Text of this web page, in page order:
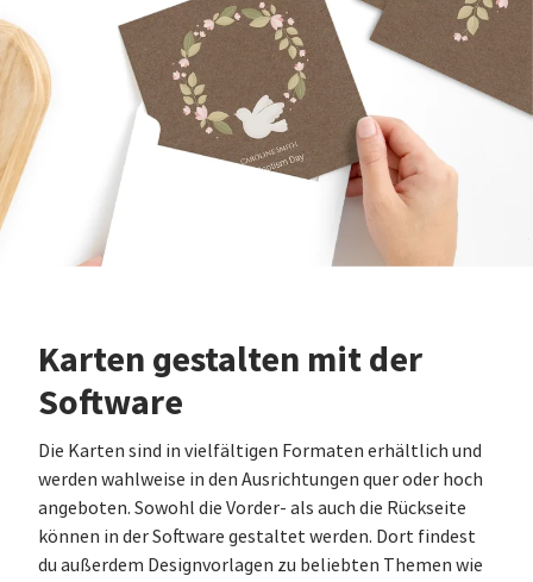
Karten gestalten mit der
Software
Die Karten sind in vielfältigen Formaten erhältlich und
werden wahlweise in den Ausrichtungen quer oder hoch
angeboten. Sowohl die Vorder- als auch die Rückseite
können in der Software gestaltet werden. Dort findest
du außerdem Designvorlagen zu beliebten Themen wie